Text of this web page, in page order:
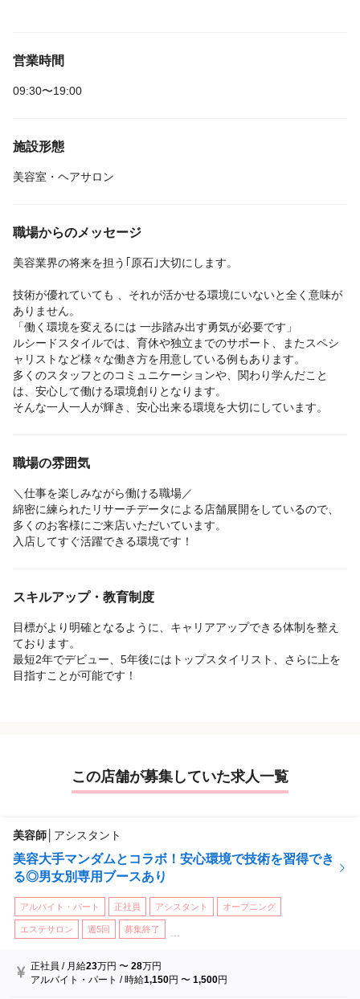
営業時間
09:30〜19:00
施設形態
美容室・ヘアサロン
職場からのメッセージ
美容業界の将来を担う｢原石｣大切にします。
技術が優れていても 、それが活かせる環境にいないと全く意味が
ありません。
「働く環境を変えるには 一歩踏み出す勇気が必要です」
ルシードスタイルでは、育休や独立までのサポート、またスペシ
ャリストなど様々な働き方を用意している例もあります。
多くのスタッフとのコミュニケーションや、関わり学んだこと
は、安心して働ける環境創りとなります。
そんな一人一人が輝き、安心出来る環境を大切にしています。
職場の雰囲気
＼仕事を楽しみながら働ける職場／
綿密に練られたリサーチデータによる店舗展開をしているので、
多くのお客様にご来店いただいています。
入店してすぐ活躍できる環境です！
スキルアップ・教育制度
目標がより明確となるように、キャリアアップできる体制を整え
ております。
最短2年でデビュー、5年後にはトップスタイリスト、さらに上を
目指すことが可能です！
この店舗が募集していた求人一覧
美容師 アシスタント
美容大手マンダムとコラボ！安心環境で技術を習得でき
る◎男女別専用ブースあり
アルバイト・パート 正社員 アシスタント オープニング
エステサロン 週5回 募集終了
正社員 / 月給23万円 〜28万円
アルバイト・パート /時給1,150円 〜1,500円